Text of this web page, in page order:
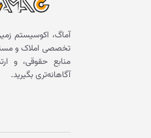
آماگ، اکوسیستم
تخصصی املاک و
منابع حقوقی، و
آگاهانه‌تری بگیرید.